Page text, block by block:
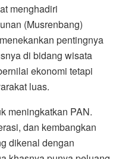
menghadiri
(Musrenbang)
pentingnya
di bidang wisata
ekonomi tetapi
luas.
meningkatkan PAN.
dan kembangkan
dikenal dengan